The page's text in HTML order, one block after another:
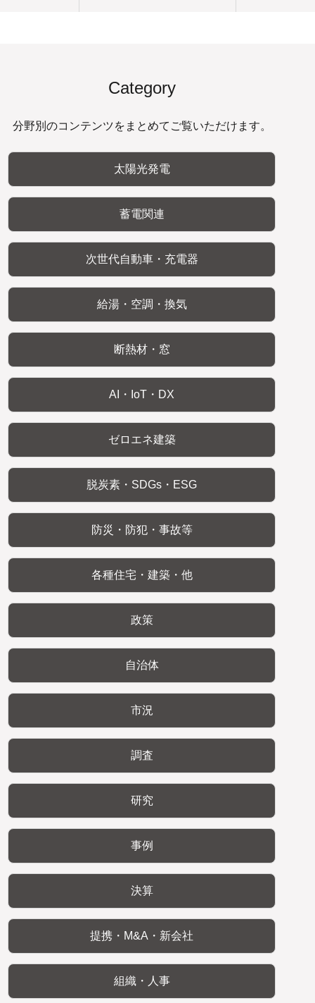
Category
分野別のコンテンツをまとめてご覧いただけます。
太陽光発電
蓄電関連
次世代自動車・充電器
給湯・空調・換気
断熱材・窓
AI・IoT・DX
ゼロエネ建築
脱炭素・SDGs・ESG
防災・防犯・事故等
各種住宅・建築・他
政策
自治体
市況
調査
研究
事例
決算
提携・M&A・新会社
組織・人事